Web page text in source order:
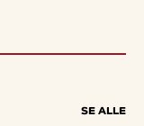
SE ALLE